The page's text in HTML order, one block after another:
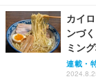
カイ
ンづ
ミン
連載・